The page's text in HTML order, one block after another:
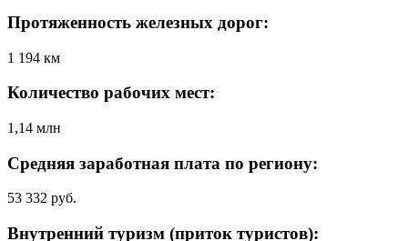
Протяженность железных дорог:
1 194 км
Количество рабочих мест:
1,14 млн
Средняя заработная плата по региону:
53 332 руб.
Внутренний туризм (приток туристов):